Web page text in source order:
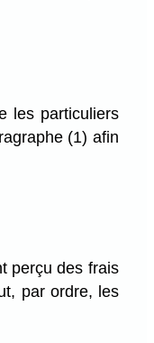
les particuliers
(1) afin
perçu des frais
par ordre, les